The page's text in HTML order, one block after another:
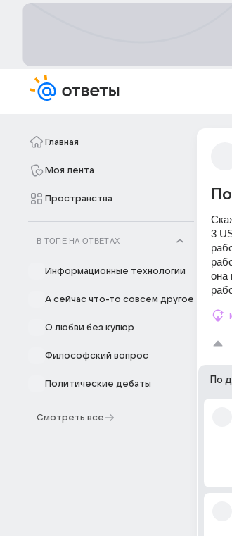
Главная
Моя лента
Пространства
В ТОПЕ НА ОТВЕТАХ
Информационные технологии
А сейчас что-то совсем другое
О любви без купюр
Философский вопрос
Политические дебаты
Смотреть все
3
она
По